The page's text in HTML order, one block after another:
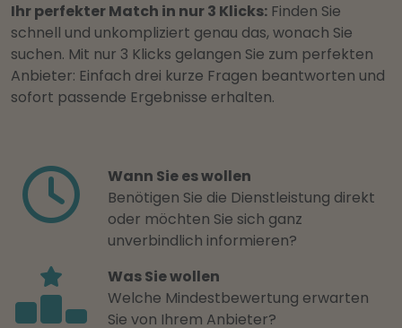
Ihr perfekter Match in nur 3 Klicks: Finden Sie
schnell und unkompliziert genau das, wonach Sie
suchen. Mit nur 3 Klicks gelangen Sie zum perfekten
Anbieter: Einfach drei kurze Fragen beantworten und
sofort passende Ergebnisse erhalten.
Wann Sie es wollen
Benötigen Sie die Dienstleistung direkt
oder möchten Sie sich ganz
unverbindlich informieren?
Was Sie wollen
Welche Mindestbewertung erwarten
Sie von Ihrem Anbieter?